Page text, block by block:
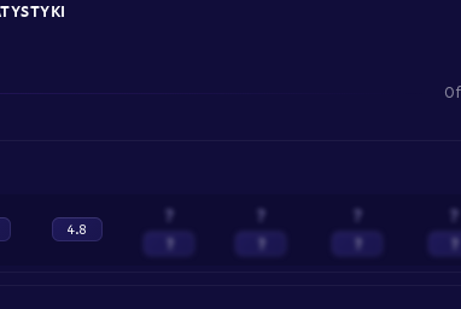
4.8
? ? ? ?